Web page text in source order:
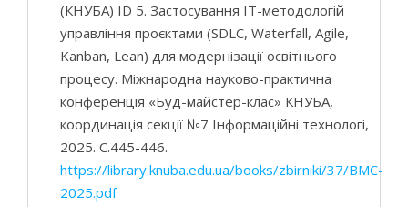
(КНУБА) ID 5. Застосування ІТ-методологій
управління проєктами (SDLC, Waterfall, Agile,
Kanban, Lean) для модернізації освітнього
процесу. Міжнародна науково-практична
конференція «Буд-майстер-клас» КНУБА,
координація секції №7 Інформаційні технологі,
2025. С.445-446.
https://library.knuba.edu.ua/books/zbirniki/37/BMC-
2025.pdf